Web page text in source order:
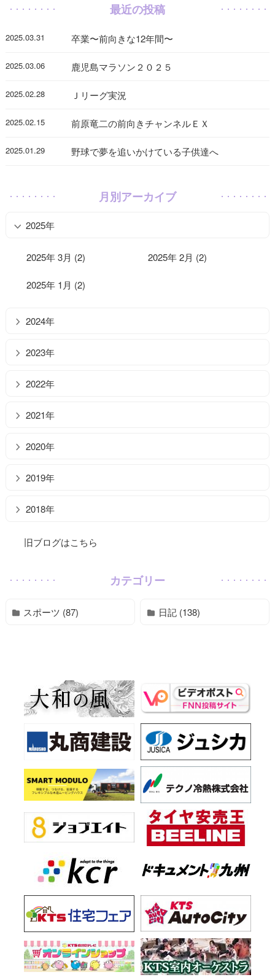
最近の投稿
2025.03.31 卒業〜前向きな12年間〜
2025.03.06 鹿児島マラソン２０２５
2025.02.28 Ｊリーグ実況
2025.02.15 前原竜二の前向きチャンネルＥＸ
2025.01.29 野球で夢を追いかけている子供達へ
月別アーカイブ
2025年
2025年 3月 (2) 2025年 2月 (2)
2025年 1月 (2)
2024年
2023年
2022年
2021年
2020年
2019年
2018年
旧ブログはこちら
カテゴリー
スポーツ (87) 日記 (138)